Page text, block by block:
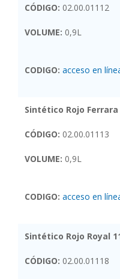
CÓDIGO: 02.00.01112
VOLUME: 0,9L
CODIGO: acceso en
Sintético Rojo Ferrara
CÓDIGO: 02.00.01113
VOLUME: 0,9L
CODIGO: acceso en
Sintético Rojo Royal
CÓDIGO: 02.00.01118